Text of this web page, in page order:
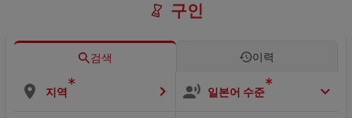
구인
검색 이력
지역* 일본어 수준*